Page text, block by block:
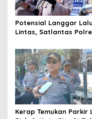
Potensial Langgar Lalu
Lintas, Satlantas
Motor Berknalpot
Kerap Temukan Parkir